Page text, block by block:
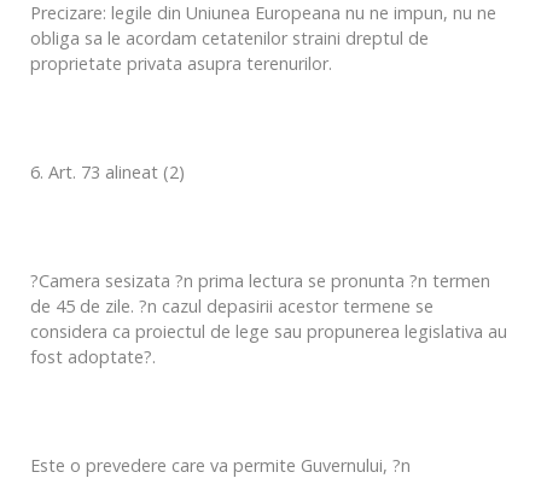
Precizare: legile din Uniunea Europeana nu ne impun, nu ne
obliga sa le acordam cetatenilor straini dreptul de
proprietate privata asupra terenurilor.
6. Art. 73 alineat (2)
?Camera sesizata ?n prima lectura se pronunta ?n termen
de 45 de zile. ?n cazul depasirii acestor termene se
considera ca proiectul de lege sau propunerea legislativa au
fost adoptate?.
Este o prevedere care va permite Guvernului, ?n